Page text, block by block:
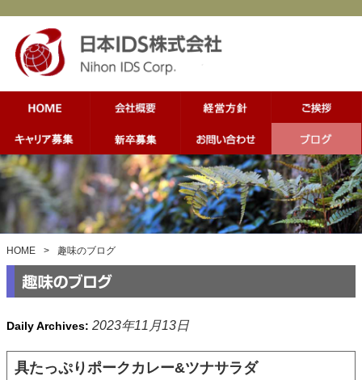
HOME > 趣味のブログ
Daily Archives: 2023年11月13日
具たっぷりポークカレー&ツナサラダ